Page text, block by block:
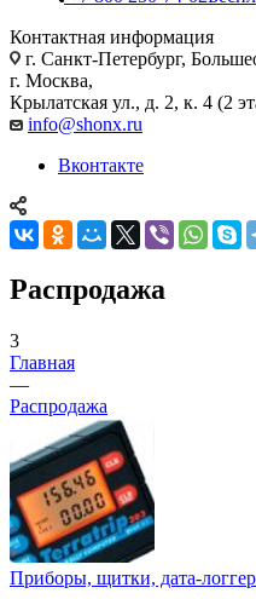
Контактная информация
г. Санкт-Петербург,
г. Москва,
Крылатская ул., д. 2, к. 4 (2
info@shonx.ru
Вконтакте
Распродажа
3
Главная
—
Распродажа
Приборы, щитки, дата-